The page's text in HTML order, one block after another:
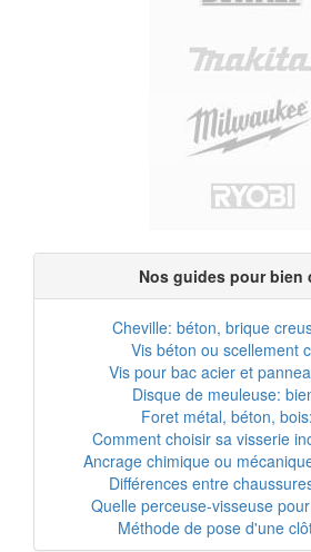
Nos guides pour bien
Cheville: béton, brique
Vis béton ou scellement
Vis pour bac acier et
Disque de meuleuse:
Foret métal, béton,
Comment choisir sa visserie
Ancrage chimique ou
Différences entre
Quelle perceuse-visseuse
Méthode de pose d'une